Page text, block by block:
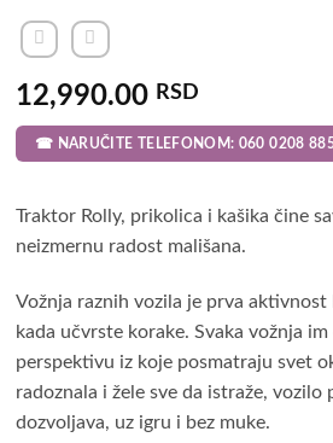
12,990.00 RSD
☎ NARUČITE TELEFONOM: 060 0208
Traktor Rolly, prikolica i kašika čine
neizmernu radost mališana.
Vožnja raznih vozila je prva aktivnost
kada učvrste korake. Svaka vožnja
perspektivu iz koje posmatraju svet
radoznala i žele sve da istraže,
dozvoljava, uz igru i bez muke.